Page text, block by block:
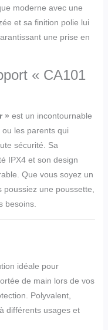
moderne avec une
et sa finition polie lui
une prise en
« CA101
» est un incontournable
les parents qui
sécurité. Sa
IPX4 et son design
Que vous soyez un
une poussette,
besoins.
idéale pour
de main lors de vos
Polyvalent,
différents usages et